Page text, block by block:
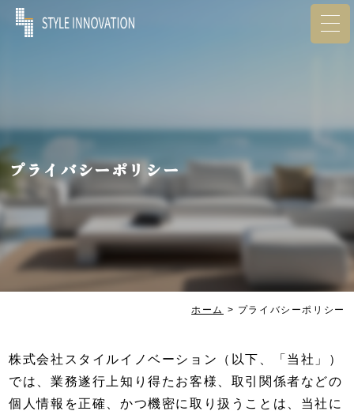
プライバシーポリシー
ホーム > プライバシーポリシー
株式会社スタイルイノベーション（以下、「当社」）
では、業務遂行上知り得たお客様、取引関係者などの
個人情報を正確、かつ機密に取り扱うことは、当社に